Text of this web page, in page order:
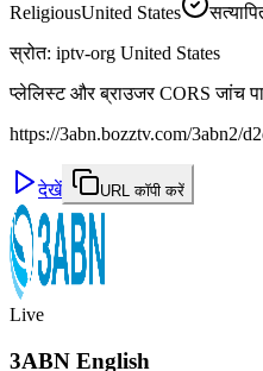
ReligiousUnited States
स्रोत: iptv-org United States
प्लेलिस्ट और ब्राउजर CORS जांच
https://3abn.bozztv.com/3abn2/
देखें URL कॉपी करें
Live
3ABN English